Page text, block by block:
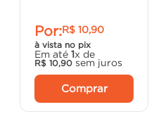
Por:R$ 10,90
à vista no pix
Em até 1x de
R$ 10,90 sem juros
Comprar